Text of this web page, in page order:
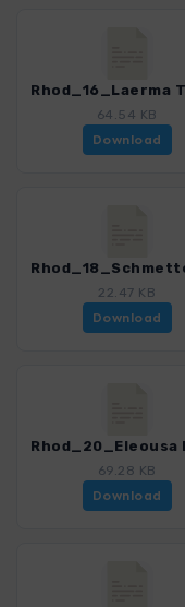
64.54 KB
Download
22.47 KB
Download
69.28 KB
Download